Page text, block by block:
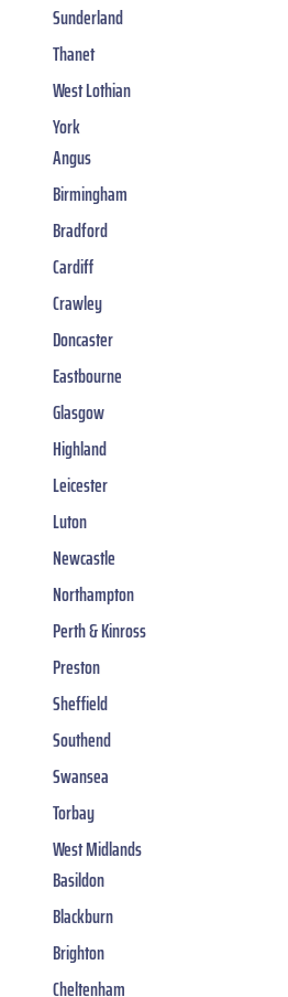
Sunderland
Thanet
West Lothian
York
Angus
Birmingham
Bradford
Cardiff
Crawley
Doncaster
Eastbourne
Glasgow
Highland
Leicester
Luton
Newcastle
Northampton
Perth & Kinross
Preston
Sheffield
Southend
Swansea
Torbay
West Midlands
Basildon
Blackburn
Brighton
Cheltenham